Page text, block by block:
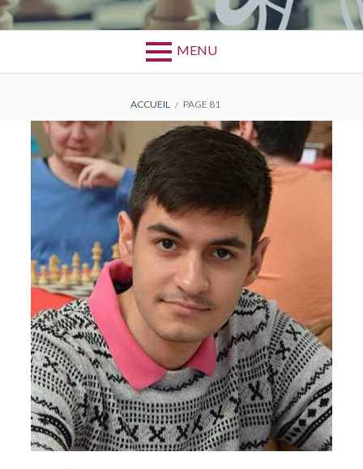
MENU
D'ARIANE
ACCUEIL PAGE 81